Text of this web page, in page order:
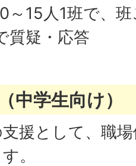
～15人1班で、
質疑・応答
中学生向け）
援として、職
。